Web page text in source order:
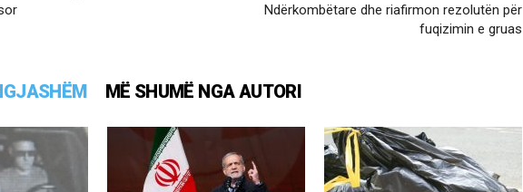
Ndërkombëtare dhe riafirmon rezolutën për
fuqizimin e gruas
MË SHUMË NGA AUTORI